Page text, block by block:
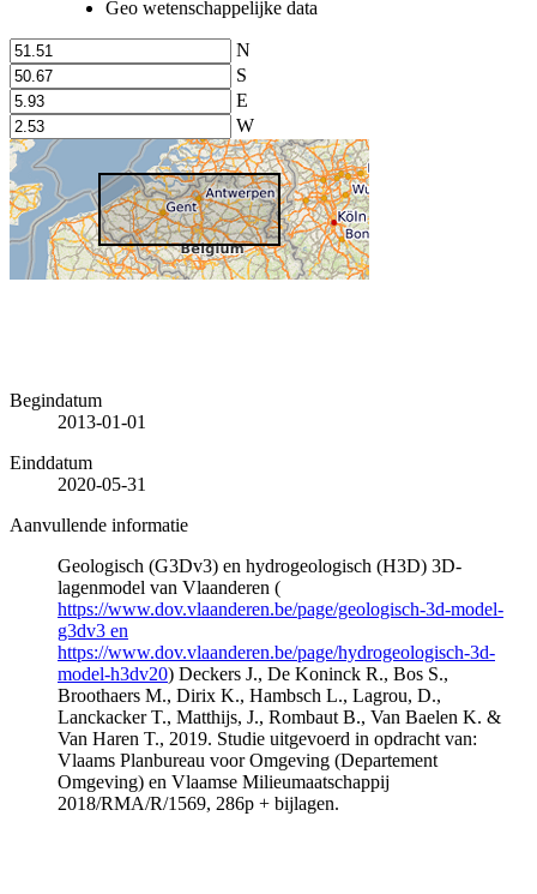
Geo wetenschappelijke data
N
S
E
W
Begindatum
2013-01-01
Einddatum
2020-05-31
Aanvullende informatie
Geologisch (G3Dv3) en hydrogeologisch (H3D) 3D-
lagenmodel van Vlaanderen (
https://www.dov.vlaanderen.be/page/geologisch-3d-model-
g3dv3 en
https://www.dov.vlaanderen.be/page/hydrogeologisch-3d-
model-h3dv20) Deckers J., De Koninck R., Bos S.,
Broothaers M., Dirix K., Hambsch L., Lagrou, D.,
Lanckacker T., Matthijs, J., Rombaut B., Van Baelen K. &
Van Haren T., 2019. Studie uitgevoerd in opdracht van:
Vlaams Planbureau voor Omgeving (Departement
Omgeving) en Vlaamse Milieumaatschappij
2018/RMA/R/1569, 286p + bijlagen.